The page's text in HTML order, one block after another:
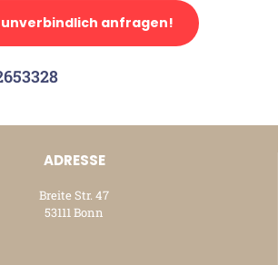
unverbindlich anfragen!
ADRESSE
Breite Str. 47
53111 Bonn